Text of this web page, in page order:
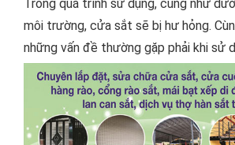
Trong quá trình sử dụng, cũng như
môi trường, cửa sắt sẽ bị hư hỏng.
những vấn đề thường gặp phải khi sử